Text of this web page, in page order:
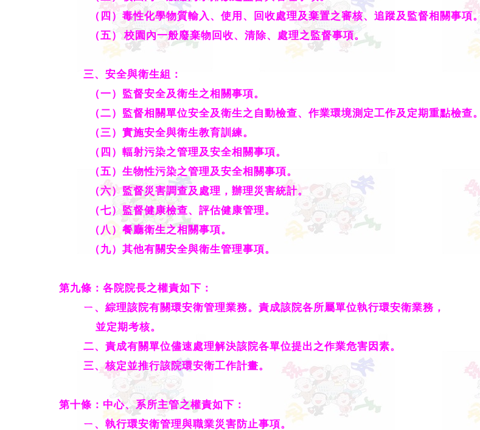
（四）毒性化學物質輸入、使用、回收處理及棄置之審核、追蹤及監督相關事項。
（五）校園內一般廢棄物回收、清除、處理之監督事項。
三、 安全與衛生組：
（一）監督安全及衛生之相關事項。
（二）監督相關單位安全及衛生之自動檢查、作業環境測定工作及定期重點檢查。
（三）實施安全與衛生教育訓練。
（四）輻射污染之管理及安全相關事項。
（五）生物性污染之管理及安全相關事項。
（六）監督災害調查及處理，辦理災害統計。
（七）監督健康檢查、評估健康管理。
（八）餐廳衛生之相關事項。
（九）其他有關安全與衛生管理事項。
第九條：各院院長之權責如下：
ㄧ 、 綜理該院有關環安衛管理業務。責成該院各所屬單位執行環安衛業務，
並定期考核。
二、 責成有關單位儘速處理解決該院各單位提出之作業危害因素。
三、核定並推行該院環安衛工作計畫。
第十條：中心、系所主管之權責如下：
ㄧ 、 執行環安衛管理與職業災害防止事項。